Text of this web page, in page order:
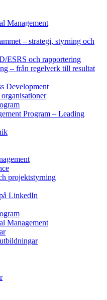
Management
– strategi, styrning och
ESRS och rapportering
– från regelverk till resultat
Development
Program – Leading
projektstyrning
LinkedIn
Management